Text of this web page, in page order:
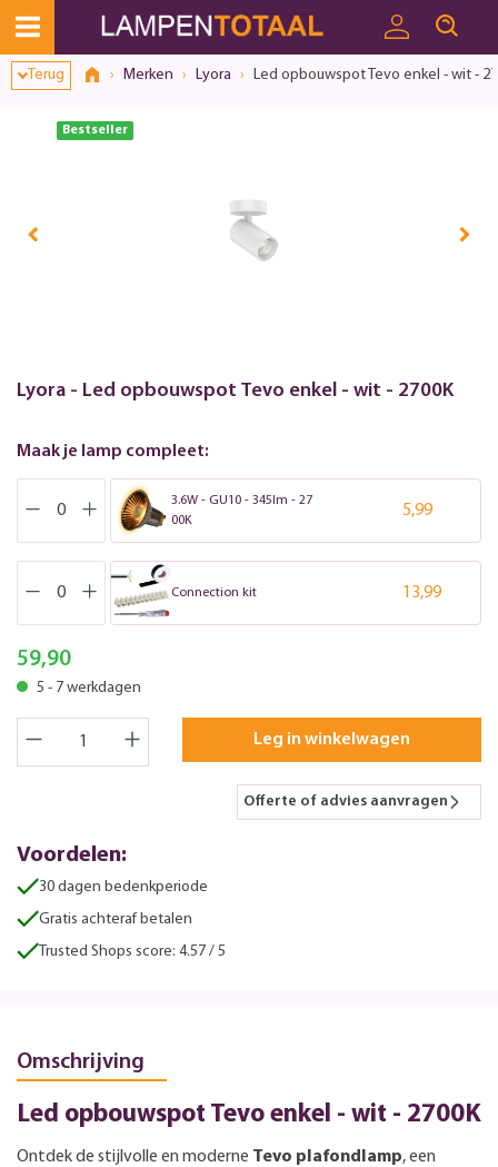
Terug Merken Lyora Led opbouwspot Tevo enkel - wit -
Bestseller
Lyora - Led opbouwspot Tevo enkel - wit - 2700K
Maak je lamp compleet:
3.6W - GU10 - 345lm - 27
00K
5,99
Connection kit 13,99
59,90
5 - 7 werkdagen
Leg in winkelwagen
Offerte of advies aanvragen
Voordelen:
30 dagen bedenkperiode
Gratis achteraf betalen
Trusted Shops score: 4.57 / 5
Omschrijving
Led opbouwspot Tevo enkel - wit - 2700K
Ontdek de stijlvolle en moderne Tevo plafondlamp, een
Toestemmingsvenster geopend